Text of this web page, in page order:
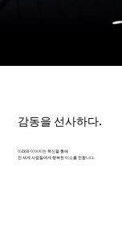
감동을 선사하다.
미래와 이어지는 혁신을 통해
전 세계 사람들에게 행복한 미소를 전합니다.